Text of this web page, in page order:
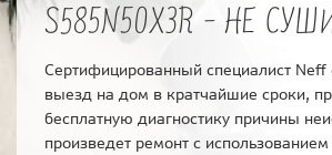
S585N50X3R - НЕ
Сертифицированный специалист Neff
выезд на дом в кратчайшие сроки,
бесплатную диагностику причины
произведет ремонт с